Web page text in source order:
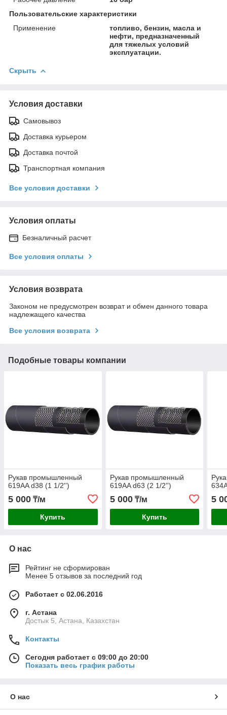
Пользовательские характеристики
Применение
топливо, бензин, масла и
нефти, предназначенный
для тяжелых условий
эксплуатации.
Скрыть
Условия доставки
Самовывоз
Доставка курьером
Доставка почтой
Транспортная компания
Все условия доставки
Условия оплаты
Безналичный расчет
Все условия оплаты
Условия возврата
Законом не предусмотрен возврат и обмен данного товара
надлежащего качества
Все условия возврата
Подобные товары компании
Рукав промышленный
619AA d38 (1 1/2'')
5 000 ₸/м
Купить
Рукав промышленный
619AA d63 (2 1/2'')
5 000₸/м
Купить
5
О нас
Рейтинг не сформирован
Менее 5 отзывов за последний год
Работает с 02.06.2016
г. Астана
Достык 5, Астана, Казахстан
Контакты
Сегодня работает с 09:00 до 20:00
Показать весь график работы
О нас